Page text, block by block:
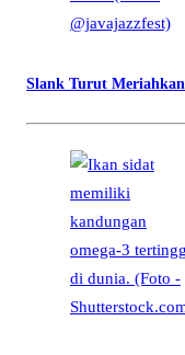
Slank Turut